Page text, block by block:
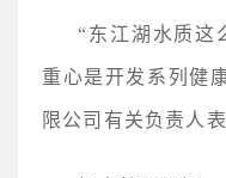
“东江湖水质这
重心是开发系列健
限公司有关负责人表